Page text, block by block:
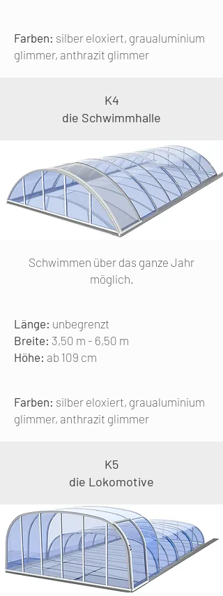
Farben: silber eloxiert, graualuminium
glimmer, anthrazit glimmer
K4
die Schwimmhalle
Schwimmen über das ganze Jahr
möglich.
Länge: unbegrenzt
Breite: 3,50 m - 6,50 m
Höhe: ab 109 cm
Farben: silber eloxiert, graualuminium
glimmer, anthrazit glimmer
K5
die Lokomotive